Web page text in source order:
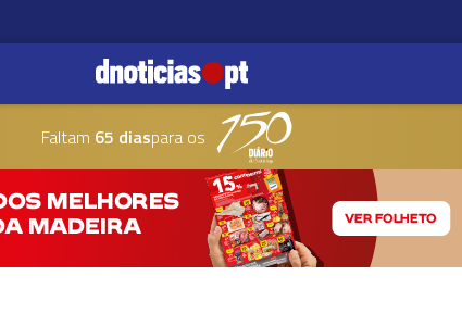
Faltam 65 diaspara os